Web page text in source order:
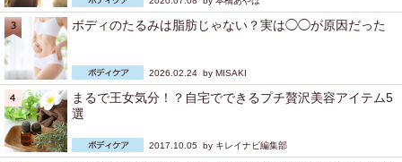
ボディのたるみは脂肪じゃない？実は◯◯が原因だった
2026.02.24 by MISAKI
まるで王女気分！？自宅でできるプチ贅沢美容アイテム5
選
2017.10.05 by キレイナビ編集部